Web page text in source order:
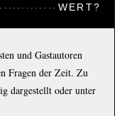
WERT?
und Gastautoren
Fragen der Zeit. Zu
dargestellt oder unter